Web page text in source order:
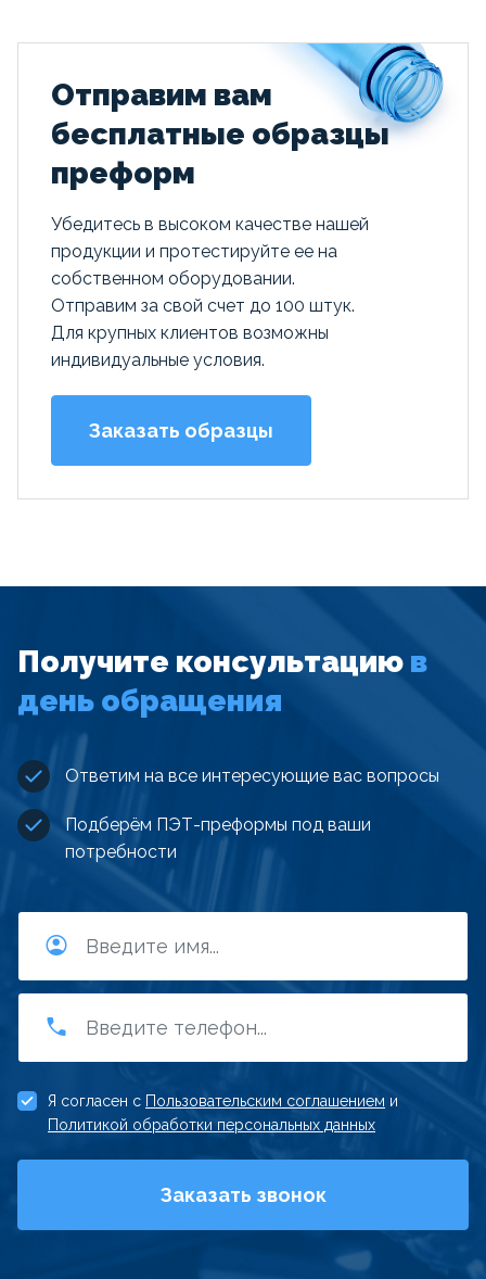
Отправим вам
бесплатные образцы
преформ
Убедитесь в высоком качестве нашей
продукции и протестируйте ее на
собственном оборудовании.
Отправим за свой счет до 100 штук.
Для крупных клиентов возможны
индивидуальные условия.
Заказать образцы
Получите консультацию в
день обращения
Ответим на все интересующие вас вопросы
Подберём ПЭТ-преформы под ваши
потребности
Я согласен с Пользовательским соглашением и
Политикой обработки персональных данных